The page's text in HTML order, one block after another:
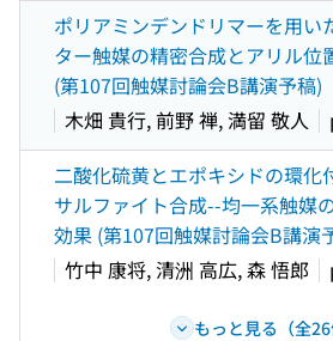
ポリアミンデンドリマーを用い
ター触媒の精密合成とアリル位
(第107回触媒討論会B講演予稿)
木畑 貴行, 前野 禅, 満留 敬人
二酸化硫黄とエポキシドの環化
サルファイト合成--均一系触媒
効果 (第107回触媒討論会B講演
竹中 康将, 清洲 高広, 森 悟郎
もっと見る（全26